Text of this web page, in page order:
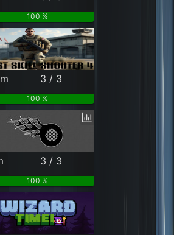
100 %
3 / 3
100 %
3 / 3
100 %